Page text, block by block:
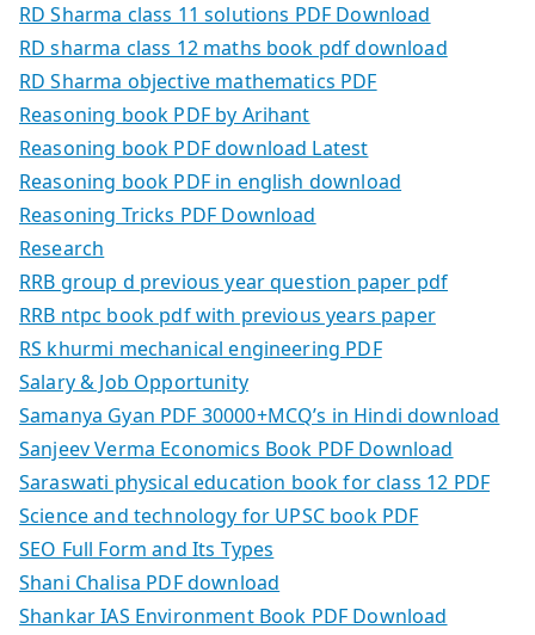
RD Sharma class 11 solutions PDF Download
RD sharma class 12 maths book pdf download
RD Sharma objective mathematics PDF
Reasoning book PDF by Arihant
Reasoning book PDF download Latest
Reasoning book PDF in english download
Reasoning Tricks PDF Download
Research
RRB group d previous year question paper pdf
RRB ntpc book pdf with previous years paper
RS khurmi mechanical engineering PDF
Salary & Job Opportunity
Samanya Gyan PDF 30000+MCQ’s in Hindi download
Sanjeev Verma Economics Book PDF Download
Saraswati physical education book for class 12 PDF
Science and technology for UPSC book PDF
SEO Full Form and Its Types
Shani Chalisa PDF download
Shankar IAS Environment Book PDF Download